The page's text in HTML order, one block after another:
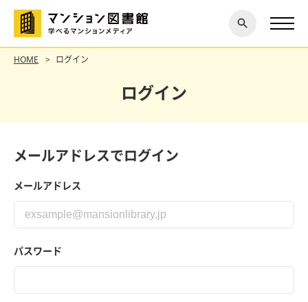
探す
閉じ
る
HOME ログイン
ログイン
メールアドレスでログイン
メールアドレス
パスワード